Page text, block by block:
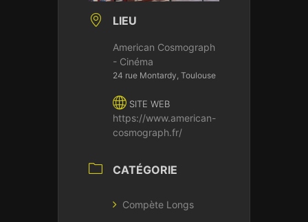
LIEU
American Cosmograph
- Cinéma
24 rue Montardy, Toulouse
SITE WEB
https://www.american-
cosmograph.fr/
CATÉGORIE
Compète Longs